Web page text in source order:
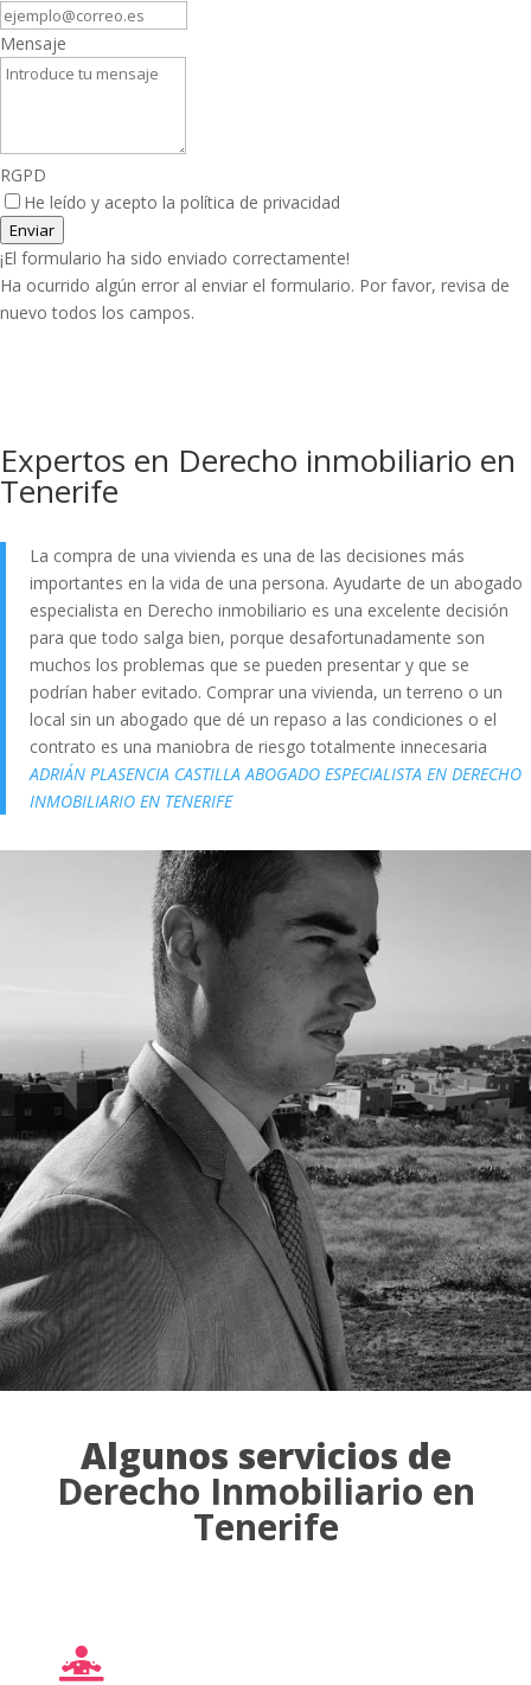
Mensaje
RGPD
He leído y acepto la política de privacidad
Enviar
¡El formulario ha sido enviado correctamente!
Ha ocurrido algún error al enviar el formulario. Por favor, revisa de
nuevo todos los campos.
Expertos en Derecho inmobiliario en
Tenerife
La compra de una vivienda es una de las decisiones más
importantes en la vida de una persona. Ayudarte de un abogado
especialista en Derecho inmobiliario es una excelente decisión
para que todo salga bien, porque desafortunadamente son
muchos los problemas que se pueden presentar y que se
podrían haber evitado. Comprar una vivienda, un terreno o un
local sin un abogado que dé un repaso a las condiciones o el
contrato es una maniobra de riesgo totalmente innecesaria
ADRIÁN PLASENCIA CASTILLA ABOGADO ESPECIALISTA EN DERECHO
INMOBILIARIO EN TENERIFE
Algunos servicios de
Derecho Inmobiliario en
Tenerife